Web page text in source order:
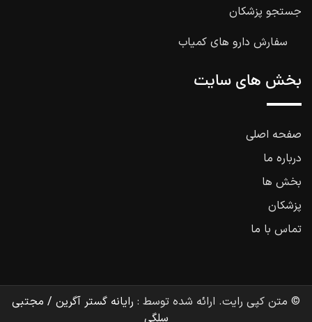
جستجو پزشکان
سفارش دارو های کمیاب
بخش های سایت
صفحه اصلی
درباره ما
بخش ها
پزشکان
تماس با ما
© متن کپی رایت. ارائه شده توسط : رایانه گستر آگرین / مجتبی
سلگی